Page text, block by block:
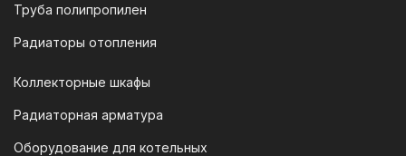
Труба полипропилен
Радиаторы отопления
Коллекторные шкафы
Радиаторная арматура
Оборудование для котельных